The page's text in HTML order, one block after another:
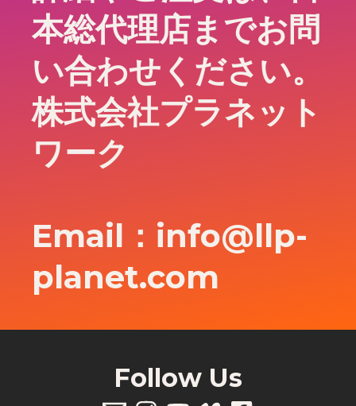
本総代理店までお問
い合わせください。
株式会社プラネット
ワーク
Email：info@llp-
planet.com
Follow Us